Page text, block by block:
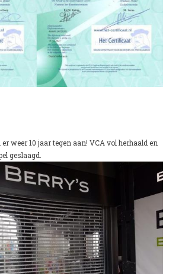
weer 10 jaar tegen aan! VCA vol herhaald en
geslaagd.